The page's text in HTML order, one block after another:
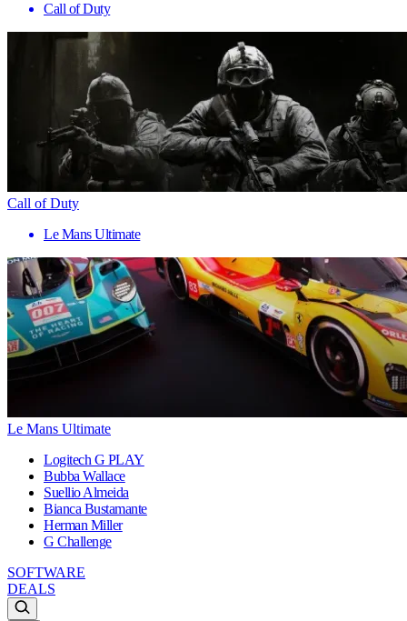
Call of Duty
Call of Duty
Le Mans Ultimate
Le Mans Ultimate
Logitech G PLAY
Bubba Wallace
Suellio Almeida
Bianca Bustamante
Herman Miller
G Challenge
SOFTWARE
DEALS